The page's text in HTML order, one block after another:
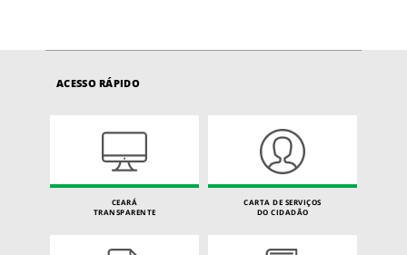
ACESSO RÁPIDO
CEARÁ
TRANSPARENTE
CARTA DE SERVIÇOS
DO CIDADÃO